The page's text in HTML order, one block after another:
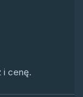
i cenę.